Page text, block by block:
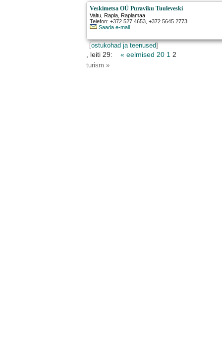
Veskimetsa OÜ Puraviku Tuuleveski
Valtu Rapla , Raplamaa
Telefon: +372 527 4653, +372 5645 2773
Saada e-mail
[ostukohad ja teenused]
, leiti 29: « eelmised 20 1 2
turism »